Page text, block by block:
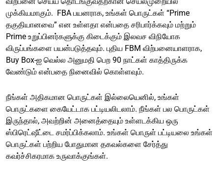
முக்கியமாகும். FBA பயனராக, உங்கள் பொருட்கள் “Prime
தகுதியானவை” என உள்ளதா என்பதை சரிபார்க்கவும் மற்றும்
Prime உறுப்பினர்களுக்கு கிடைக்கும் இலவச விநியோக
விருப்பங்களை பயன்படுத்தவும். புதிய FBM விற்பனையாளராக,
Buy Box-ஐ வெல்ல அனுமதி பெற 90 நாட்கள் காத்திருக்க
வேண்டும் என்பதை நினைவில் கொள்ளவும்.
நீங்கள் அதிகமான பொருட்கள் இல்லையெனில், உங்கள்
பொருட்களை கையேட்டாக பட்டியலிடலாம். நீங்கள் பல பொருட்கள்
இருந்தால், அவற்றின் அனைத்தையும் உள்ளடக்கிய ஒரு
ஸ்பிரெட்‌ஷீட்டை சமர்ப்பிக்கலாம். உங்கள் பொருள் பட்டியலை உங்கள்
பொருட்கள் பற்றிய போதுமான தகவல்களை சேர்த்து
கவர்ச்சிகரமாக உருவாக்குங்கள்.